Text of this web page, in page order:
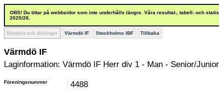
OBS! Du tittar på webbsidor som inte underhålls längre. Våra resultat-, tabell- och
2025/26.
Kontakt och tävlingar Värmdö IF Stockholms IBF Tillbaka
Värmdö IF
Laginformation: Värmdö IF Herr div 1 - Man - Senior/
Föreningsnummer 4488